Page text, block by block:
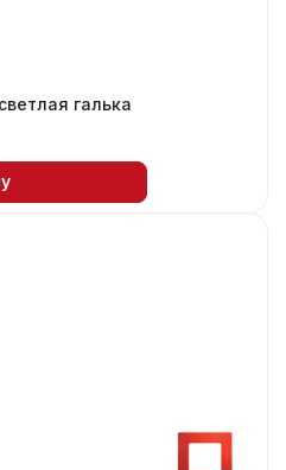
галька